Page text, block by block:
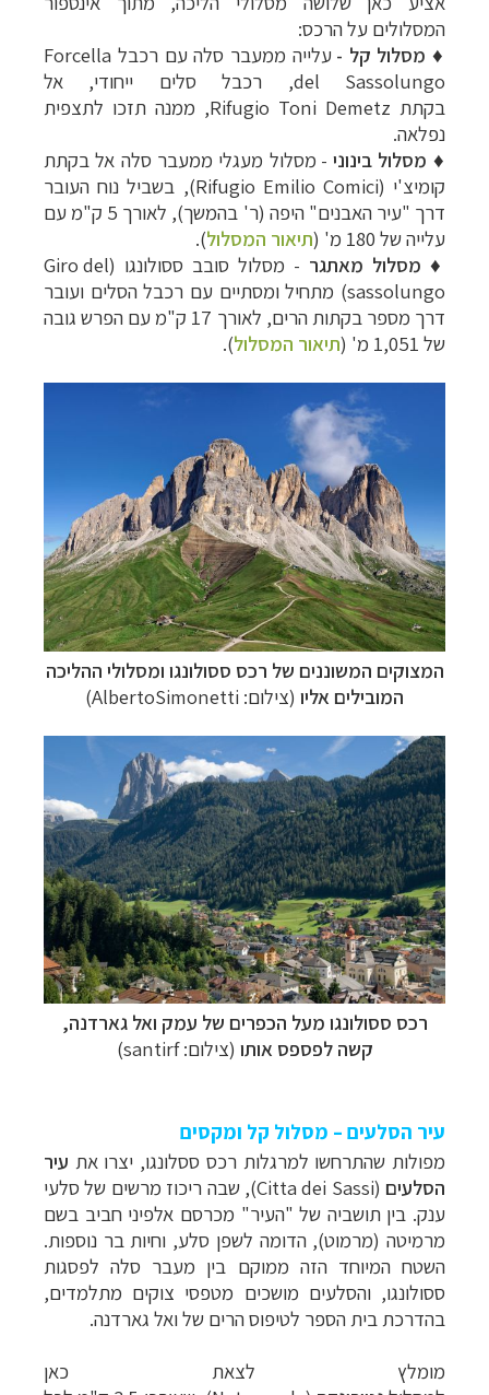
המסלולים על הרכס:
♦ מסלול קל - עלייה ממעבר סלה עם רכבל Forcella
del Sassolungo,
רכבל סלים ייחודי, אל
בקתת Rifugio Toni Demetz, ממנה תזכו לתצפית
נפלאה.
♦ מסלול בינוני - מסלול מעגלי ממעבר סלה אל בקתת
קומיצ'י (
Rifugio Emilio Comici), בשביל נוח העובר
דרך "עיר האבנים" היפה (ר' בהמשך),
לאורך 5 ק"מ עם
עלייה של 180 מ' (
תיאור המסלול).
♦ מסלול מאתגר - מסלול סובב ססולונגו (
Giro del
sassolungo) מתחילומסתיים עם רכבלהסלים ועובר
דרך מספר בקתות הרים, לאורך
17 ק"מ עם הפרש גובה
של 1,051 מ'
(תיאור המסלול).
המצוקים המשוננים של רכס ססולונגו ומסלולי ההליכה
המובילים אליו (צילום: )
רכס ססולונגו מעל הכפרים של עמק ואל גארדנה,
קשה לפספס אותו (צילום:santirf
)
עיר הסלעים – מסלול קל ומקסים
מפולות שהתרחשו למרגלות רכס ססלונגו, יצרו את עיר
הסלעים (
Citta dei Sassi), שבה ריכוז מרשים של סלעי
ענק. בין תושביה של "העיר" מכרסם אלפיני חביב בשם
מרמיטה (מרמוט), הדומה לשפן סלע, וחיות בר נוספות.
השטח המיוחד הזה ממוקם בין מעבר סלה לפסגות
ססולונגו, והסלעים מושכים מטפסי צוקים מתלמדים,
בהדרכת בית הספר לטיפוס הרים של ואל גארדנה.
מומלץ לצאת כאן